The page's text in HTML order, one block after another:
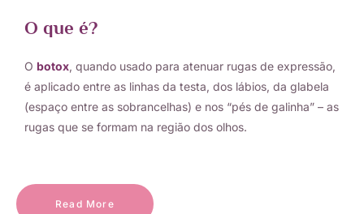
O que é?
O botox, quando usado para atenuar rugas de expressão,
é aplicado entre as linhas da testa, dos lábios, da glabela
(espaço entre as sobrancelhas) e nos “pés de galinha” – as
rugas que se formam na região dos olhos.
Read More